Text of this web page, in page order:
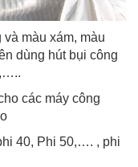
và màu xám, màu
dùng hút bụi công
các máy công
40, Phi 50,…. , phi